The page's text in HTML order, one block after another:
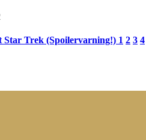
Star Trek (Spoilervarning!) 1 2 3 4